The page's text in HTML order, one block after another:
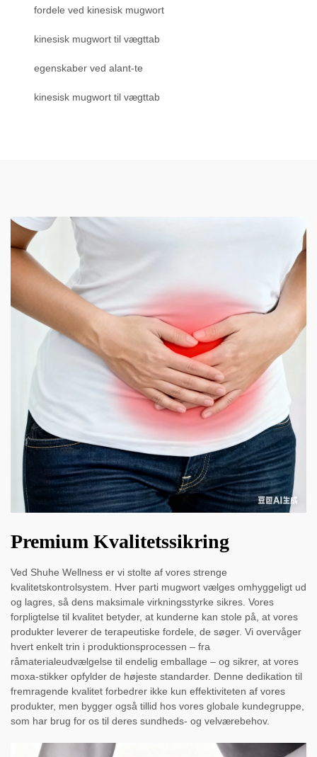
fordele ved kinesisk mugwort
kinesisk mugwort til vægttab
egenskaber ved alant-te
kinesisk mugwort til vægttab
Premium Kvalitetssikring
Ved Shuhe Wellness er vi stolte af vores strenge
kvalitetskontrolsystem. Hver parti mugwort vælges omhyggeligt ud
og lagres, så dens maksimale virkningsstyrke sikres. Vores
forpligtelse til kvalitet betyder, at kunderne kan stole på, at vores
produkter leverer de terapeutiske fordele, de søger. Vi overvåger
hvert enkelt trin i produktionsprocessen – fra
råmaterialeudvælgelse til endelig emballage – og sikrer, at vores
moxa-stikker opfylder de højeste standarder. Denne dedikation til
fremragende kvalitet forbedrer ikke kun effektiviteten af vores
produkter, men bygger også tillid hos vores globale kundegruppe,
som har brug for os til deres sundheds- og velværebehov.